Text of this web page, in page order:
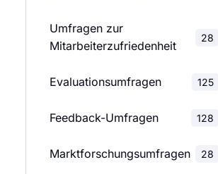
Kontaktformulare
Spendenformulare 34
Bewertungsformulare 189
Veranstaltungsanmeldeformulare
Umfragen zur
Mitarbeiterzufriedenheit
28
Evaluationsumfragen 125
Feedback-Umfragen 128
Marktforschungsumfragen 28